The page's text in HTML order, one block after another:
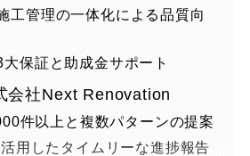
工管理の一体化による品質向
保証と助成金サポート
会社Next Renovation
件以上と複数パターンの提案
用したタイムリーな進捗報告